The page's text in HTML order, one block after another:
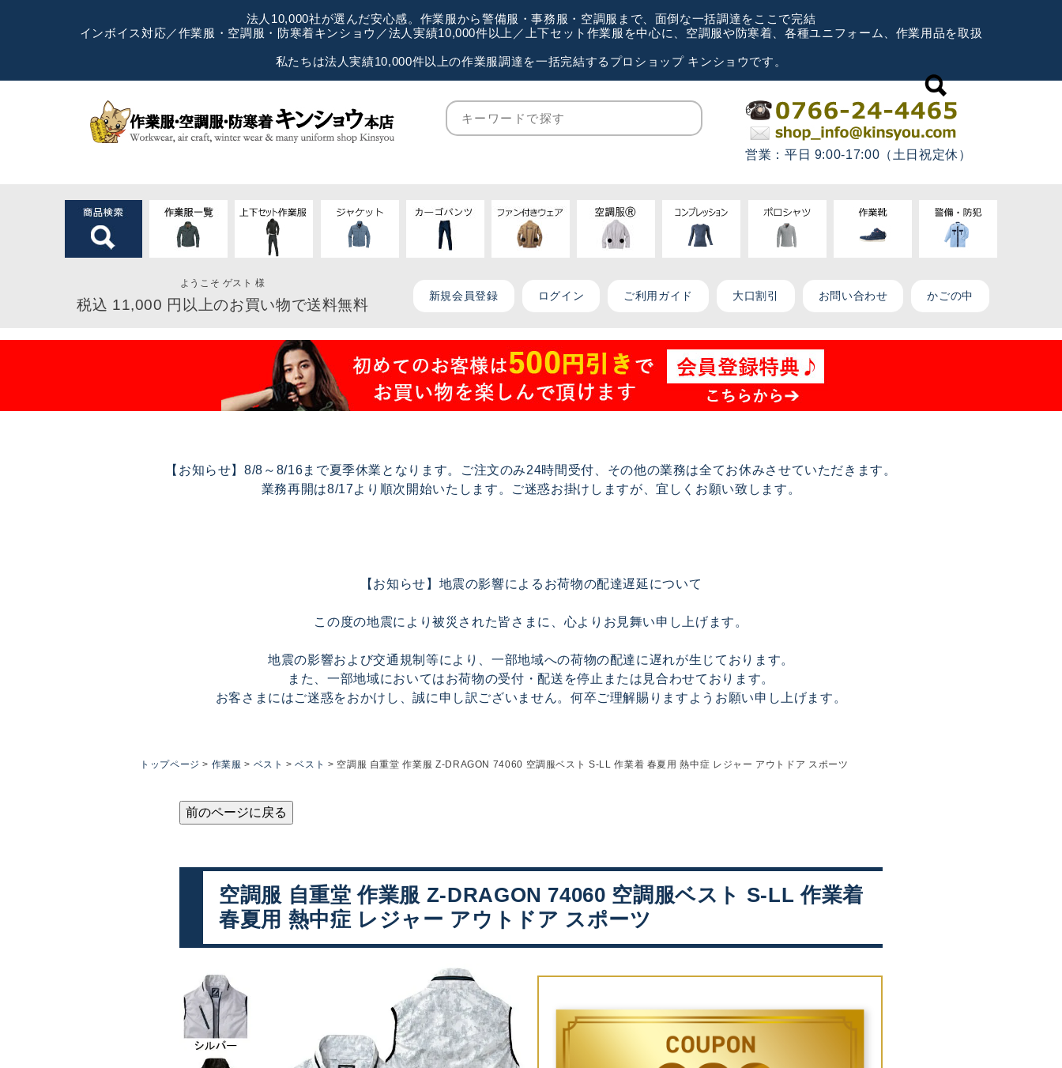
法人10,000社が選んだ安心感。作業服から警備服・事務服・空調服まで、面倒な一括調達をここで完結
インボイス対応／作業服・空調服・防寒着キンショウ／法人実績10,000件以上／上下セット作業服を中心に、空調服や防寒着、各種ユニフォーム、作業用品を取扱
私たちは法人実績10,000件以上の作業服調達を一括完結するプロショップ キンショウです。
営業：平日 9:00-17:00（土日祝定休）
ようこそ ゲスト 様
税込 11,000 円以上のお買い物で送料無料
新規会員登録 ログイン ご利用ガイド 大口割引 お問い合わせ かごの中
【お知らせ】8/8～8/16まで夏季休業となります。ご注文のみ24時間受付、その他の業務は全てお休みさせていただきます。
業務再開は8/17より順次開始いたします。ご迷惑お掛けしますが、宜しくお願い致します。
【お知らせ】地震の影響によるお荷物の配達遅延について
この度の地震により被災された皆さまに、心よりお見舞い申し上げます。
地震の影響および交通規制等により、一部地域への荷物の配達に遅れが生じております。
また、一部地域においてはお荷物の受付・配送を停止または見合わせております。
お客さまにはご迷惑をおかけし、誠に申し訳ございません。何卒ご理解賜りますようお願い申し上げます。
トップページ 作業服 ベスト ベスト 空調服 自重堂 作業服 Z-DRAGON 74060 空調服ベスト S-LL 作業着 春夏用 熱中症 レジャー アウトドア スポーツ
前のページに戻る
空調服 自重堂 作業服 Z-DRAGON 74060 空調服ベスト S-LL 作業着
春夏用 熱中症 レジャー アウトドア スポーツ